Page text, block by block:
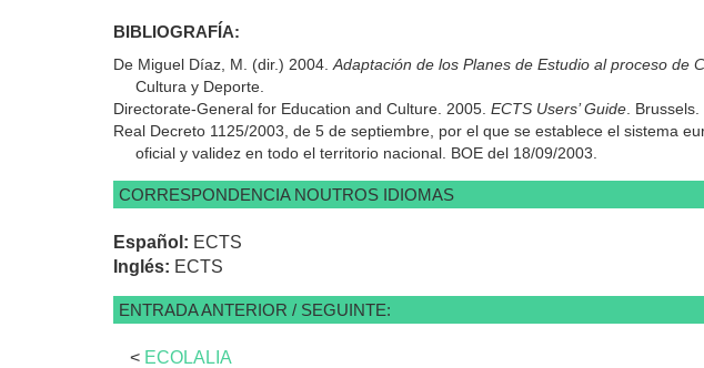
BIBLIOGRAFÍA:
De Miguel Díaz, M. (dir.) 2004. Adaptación de los Planes de Estudio al proceso de
Cultura y Deporte.
Directorate-General for Education and Culture. 2005. ECTS Users’ Guide .
Real Decreto 1125/2003, de 5 de septiembre, por el que se establece el sistema
oficial y validez en todo el territorio nacional. BOE del 18/09/2003.
CORRESPONDENCIA NOUTROS IDIOMAS
Español: ECTS
Inglés: ECTS
ENTRADA ANTERIOR / SEGUINTE:
< ECOLALIA